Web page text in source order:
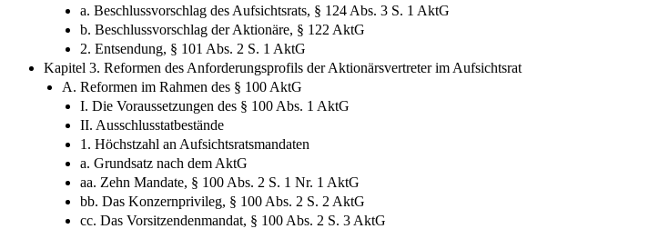
a. Beschlussvorschlag des Aufsichtsrats, § 124 Abs. 3 S. 1 AktG
b. Beschlussvorschlag der Aktionäre, § 122 AktG
2. Entsendung, § 101 Abs. 2 S. 1 AktG
Kapitel 3. Reformen des Anforderungsprofils der Aktionärsvertreter im Aufsichtsrat
A. Reformen im Rahmen des § 100 AktG
I. Die Voraussetzungen des § 100 Abs. 1 AktG
II. Ausschlusstatbestände
1. Höchstzahl an Aufsichtsratsmandaten
a. Grundsatz nach dem AktG
aa. Zehn Mandate, § 100 Abs. 2 S. 1 Nr. 1 AktG
bb. Das Konzernprivileg, § 100 Abs. 2 S. 2 AktG
cc. Das Vorsitzendenmandat, § 100 Abs. 2 S. 3 AktG